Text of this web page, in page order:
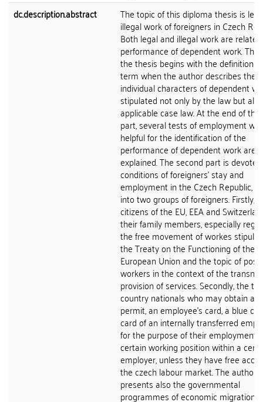
dc.description.abstract
The topic of this diploma thesis is
illegal work of foreigners in Czech
Both legal and illegal work are
performance of dependent work.
the thesis begins with the definition
term when the author describes the
individual characters of dependent
stipulated not only by the law but
applicable case law. At the end of
part, several tests of employment
helpful for the identification of the
performance of dependent work are
explained. The second part is
conditions of foreigners' stay and
employment in the Czech Republic,
into two groups of foreigners. Firstly,
citizens of the EU, EEA and
their family members, especially
the free movement of workes
the Treaty on the Functioning of the
European Union and the topic of
workers in the context of the
provision of services. Secondly, the
country nationals who may obtain a
permit, an employee's card, a blue
card of an internally transferred
for the purpose of their employment
certain working position within a
employer, unless they have free
the czech labour market. The author
presents also the governmental
programmes of economic migration....